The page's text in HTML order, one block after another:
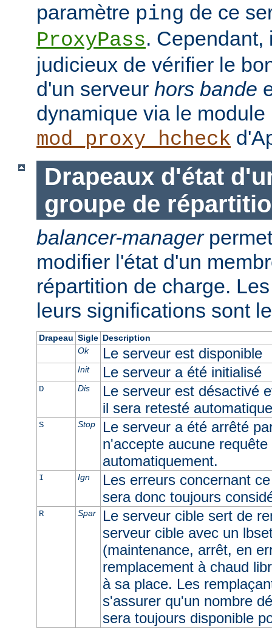
paramètre ping de ce
ProxyPass. Cependant,
judicieux de vérifier le
d'un serveur hors bande
dynamique via le module
mod_proxy_hcheck
Drapeaux d'état
groupe de
balancer-manager
modifier l'état d'un
répartition de charge.
leurs significations sont
Drapeau Sigle Description
Ok
Le serveur est disponible
Init Le serveur a été initialisé
D Dis
Le serveur est désactivé
il sera retesté
S Stop
Le serveur a été arrêté
n'accepte aucune
automatiquement.
I Ign
Les erreurs concernant
sera donc toujours
R Spar
Le serveur cible sert de
serveur cible avec un
(maintenance, arrêt, en
remplacement à chaud
à sa place. Les
s'assurer qu'un nombre
sera toujours disponible